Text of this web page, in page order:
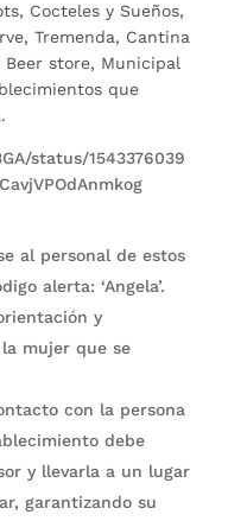
Cocteles y Sueños,
Tremenda, Cantina
Beer store, Municipal
que
status/1543376039
al personal de estos
alerta: ‘Angela’.
y
mujer que se
con la persona
debe
y llevarla a un lugar
garantizando su